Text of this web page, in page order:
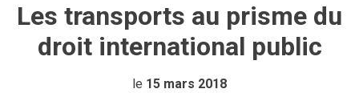
Les transports au prisme du
droit international public
le 15 mars 2018